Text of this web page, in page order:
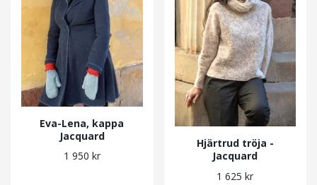
Eva-Lena, kappa
Jacquard
1 950 kr
Hjärtrud tröja -
Jacquard
1 625 kr